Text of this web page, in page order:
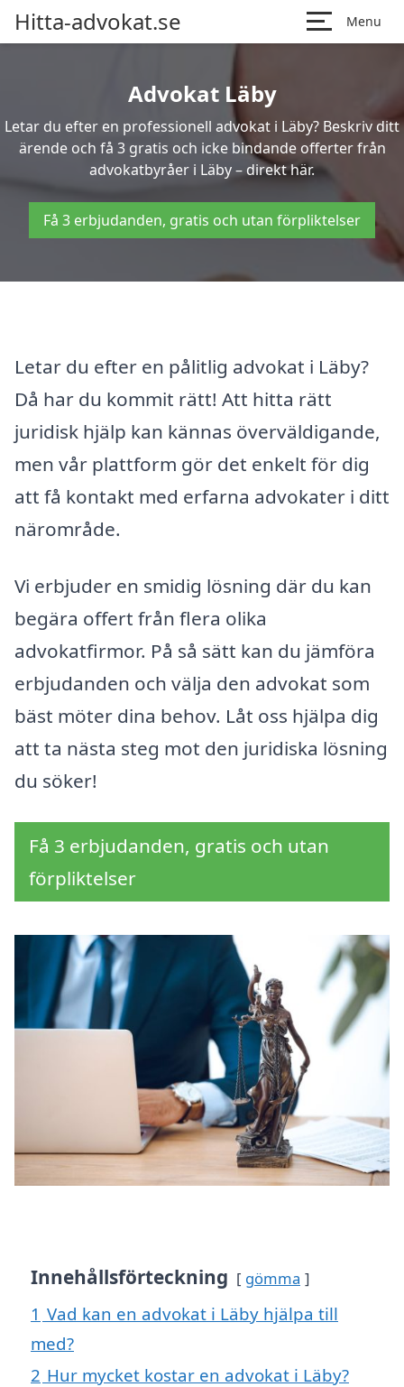
Hitta-advokat.se Menu
Advokat Läby
Letar du efter en professionell advokat i Läby? Beskriv ditt
ärende och få 3 gratis och icke bindande offerter från
advokatbyråer i Läby – direkt här.
Få 3 erbjudanden, gratis och utan förpliktelser
Letar du efter en pålitlig advokat i Läby?
Då har du kommit rätt! Att hitta rätt
juridisk hjälp kan kännas överväldigande,
men vår plattform gör det enkelt för dig
att få kontakt med erfarna advokater i ditt
närområde.
Vi erbjuder en smidig lösning där du kan
begära offert från flera olika
advokatfirmor. På så sätt kan du jämföra
erbjudanden och välja den advokat som
bäst möter dina behov. Låt oss hjälpa dig
att ta nästa steg mot den juridiska lösning
du söker!
Få 3 erbjudanden, gratis och utan
förpliktelser
Innehållsförteckning gömma
1 Vad kan en advokat i Läby hjälpa till
med?
2 Hur mycket kostar en advokat i Läby?